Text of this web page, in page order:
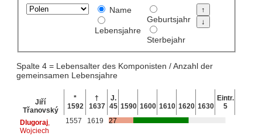
Name
Lebensjahre
Geburtsjahr
Sterbejahr
Spalte 4 = Lebensalter des Komponisten / Anzahl der
gemeinsamen Lebensjahre
Jiří
Třanovský
*
1592
†
1637
J.
45 1590 1600 1610 1620 1630
Eintr.
5
Dlugoraj,
Wojciech
1557 1619 27